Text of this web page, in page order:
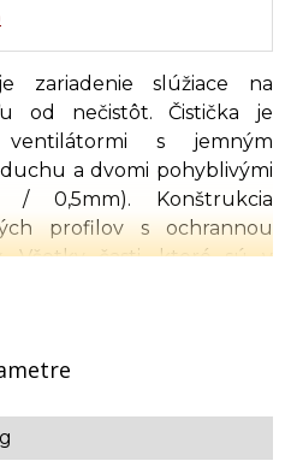
zariadenie slúžiace na
od nečistôt. Čistička je
s jemným
a dvomi pohyblivými
/ 0,5mm). Konštrukcia
profilov s ochrannou
Všetky časti, ktoré sú v
maľovaná práškovou